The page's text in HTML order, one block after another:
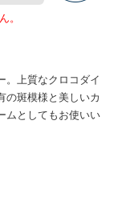
。
。上質なクロコダイ
の斑模様と美しいカ
ムとしてもお使いい